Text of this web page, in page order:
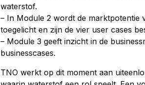
waterstof.
– In Module 2 wordt de marktpotentie
toegelicht en zijn de vier user cases
– Module 3 geeft inzicht in de
businesscases.
TNO werkt op dit moment aan